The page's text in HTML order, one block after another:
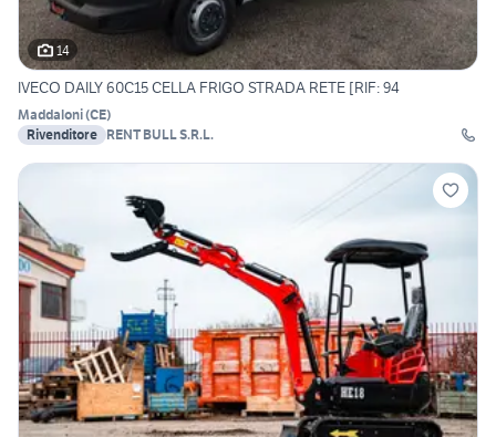
14
IVECO DAILY 60C15 CELLA FRIGO STRADA RETE [RIF: 94
Maddaloni(CE)
Rivenditore RENT BULL S.R.L.